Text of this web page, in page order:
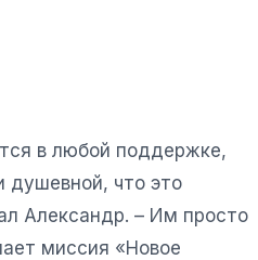
в любой поддержке,
душевной, что это
Александр. – Им просто
миссия «Новое